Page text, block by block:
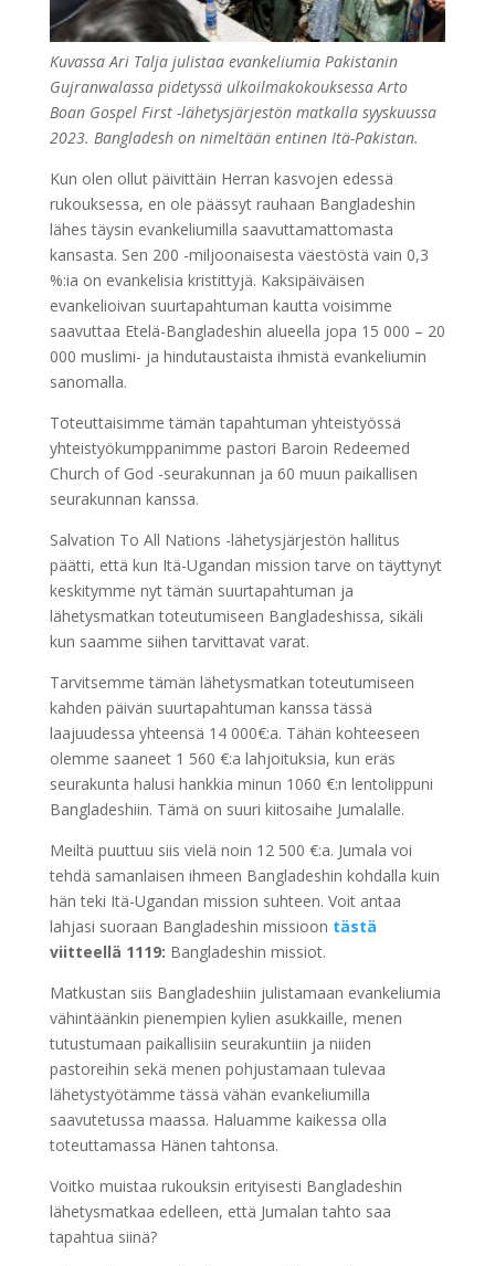
Kuvassa Ari Talja julistaa evankeliumia Pakistanin
Gujranwalassa pidetyssä ulkoilmakokouksessa Arto
Boan Gospel First -lähetysjärjestön matkalla syyskuussa
2023. Bangladesh on nimeltään entinen Itä-Pakistan.
Kun olen ollut päivittäin Herran kasvojen edessä
rukouksessa, en ole päässyt rauhaan Bangladeshin
lähes täysin evankeliumilla saavuttamattomasta
kansasta. Sen 200 -miljoonaisesta väestöstä vain 0,3
%:ia on evankelisia kristittyjä. Kaksipäiväisen
evankelioivan suurtapahtuman kautta voisimme
saavuttaa Etelä-Bangladeshin alueella jopa 15 000 – 20
000 muslimi- ja hindutaustaista ihmistä evankeliumin
sanomalla.
Toteuttaisimme tämän tapahtuman yhteistyössä
yhteistyökumppanimme pastori Baroin Redeemed
Church of God -seurakunnan ja 60 muun paikallisen
seurakunnan kanssa.
Salvation To All Nations -lähetysjärjestön hallitus
päätti, että kun Itä-Ugandan mission tarve on täyttynyt
keskitymme nyt tämän suurtapahtuman ja
lähetysmatkan toteutumiseen Bangladeshissa, sikäli
kun saamme siihen tarvittavat varat.
Tarvitsemme tämän lähetysmatkan toteutumiseen
kahden päivän suurtapahtuman kanssa tässä
laajuudessa yhteensä 14 000€:a. Tähän kohteeseen
olemme saaneet 1 560 €:a lahjoituksia, kun eräs
seurakunta halusi hankkia minun 1060 €:n lentolippuni
Bangladeshiin. Tämä on suuri kiitosaihe Jumalalle.
Meiltä puuttuu siis vielä noin 12 500 €:a. Jumala voi
tehdä samanlaisen ihmeen Bangladeshin kohdalla kuin
hän teki Itä-Ugandan mission suhteen. Voit antaa
lahjasi suoraan Bangladeshin missioon tästä
viitteellä 1119: Bangladeshin missiot.
Matkustan siis Bangladeshiin julistamaan evankeliumia
vähintäänkin pienempien kylien asukkaille, menen
tutustumaan paikallisiin seurakuntiin ja niiden
pastoreihin sekä menen pohjustamaan tulevaa
lähetystyötämme tässä vähän evankeliumilla
saavutetussa maassa. Haluamme kaikessa olla
toteuttamassa Hänen tahtonsa.
Voitko muistaa rukouksin erityisesti Bangladeshin
lähetysmatkaa edelleen, että Jumalan tahto saa
tapahtua siinä?